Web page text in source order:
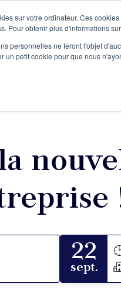
sur votre ordinateur. Ces
Pour obtenir plus d'informations
personnelles ne feront l'objet
un petit cookie pour que nous
Le podcast
22
sept.